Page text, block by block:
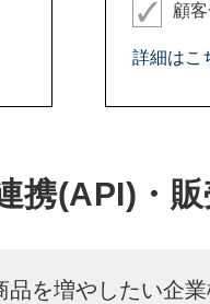
顧
詳細は
携(API)・
を増やしたい企